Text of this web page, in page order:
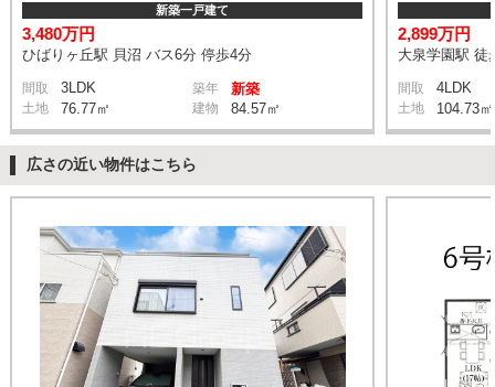
新築一戸建て
3,480万円
ひばりヶ丘駅 貝沼 バス6分 停歩4分
間取 3LDK 築年 新築
土地 76.77㎡ 建物 84.57㎡
2,899万円
大泉学園駅 徒
間取 4LDK
土地 104.73㎡
広さの近い物件はこちら